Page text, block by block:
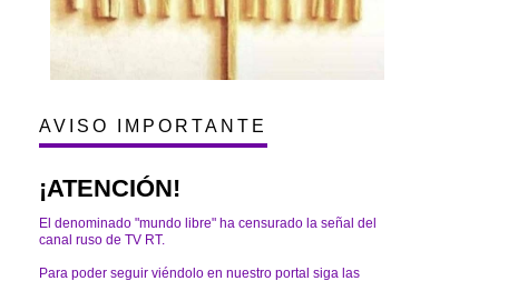
AVISO IMPORTANTE
¡ATENCIÓN!
El denominado "mundo libre" ha censurado la señal del
canal ruso de TV RT.
Para poder seguir viéndolo en nuestro portal siga las